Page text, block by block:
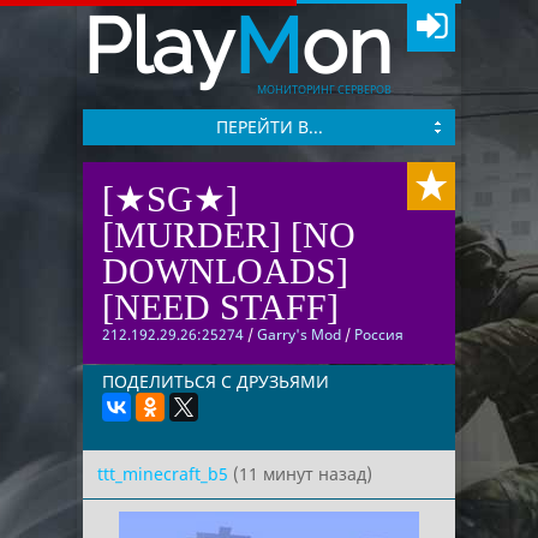
PlayMon
МОНИТОРИНГ СЕРВЕРОВ
ПЕРЕЙТИ В...
[★SG★]
[MURDER] [NO
DOWNLOADS]
[NEED STAFF]
212.192.29.26:25274 /Garry's Mod / Россия
ПОДЕЛИТЬСЯ С ДРУЗЬЯМИ
ttt_minecraft_b5 (11 минут назад)